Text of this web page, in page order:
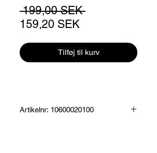
199,00 SEK Regulær
159,20 SEKSalgspris
Tilføj til kurv
Artikelnr: 10600020100